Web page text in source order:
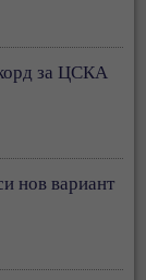
за ЦСКА
нов вариант